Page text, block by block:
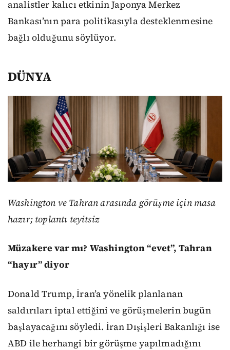
analistler kalıcı etkinin Japonya Merkez
Bankası’nın para politikasıyla desteklenmesine
bağlı olduğunu söylüyor.
DÜNYA
Washington ve Tahran arasında görüşme için masa
hazır; toplantı teyitsiz
Müzakere var mı? Washington “evet”, Tahran
“hayır” diyor
Donald Trump, İran’a yönelik planlanan
saldırıları iptal ettiğini ve görüşmelerin bugün
başlayacağını söyledi. İran Dışişleri Bakanlığı ise
ABD ile herhangi bir görüşme yapılmadığını